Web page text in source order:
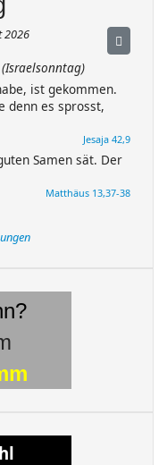
2026
ist gekommen.
denn es sprosst,
Jesaja 42,9
Samen sät. Der
Matthäus 13,37-38